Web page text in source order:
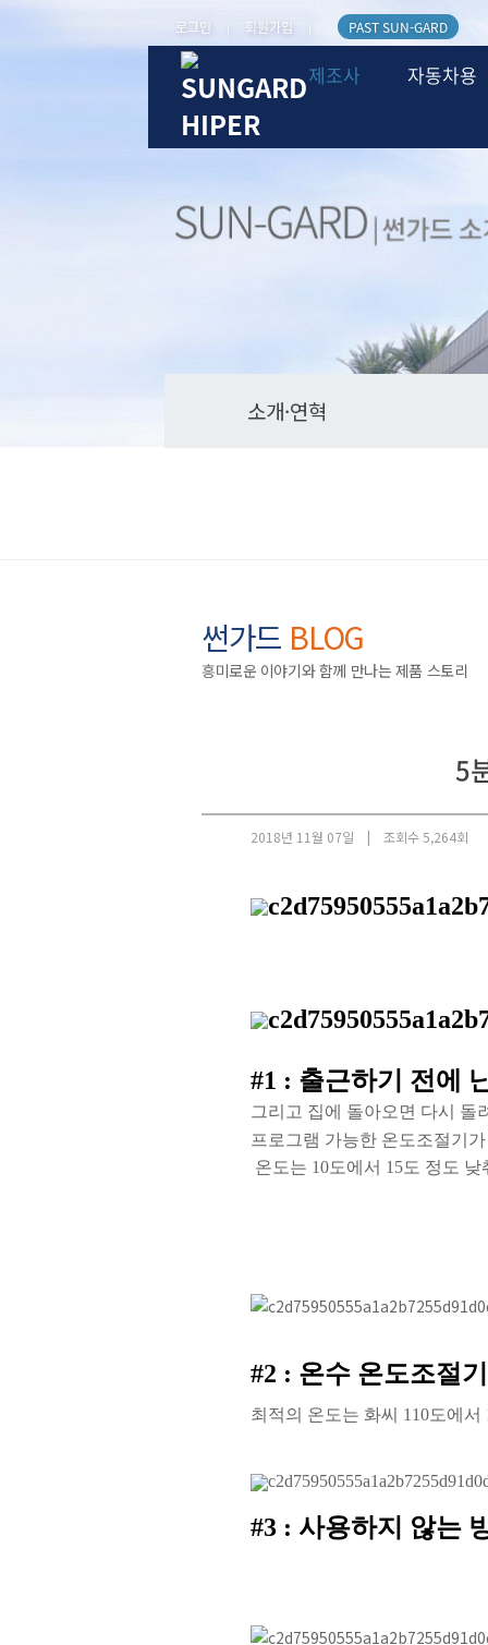
로그인 회원가입 PAST SUN-GARD
제조사 자동차용
소개·연혁
썬가드 BLOG
흥미로운 이야기와 함께 만나는 제품 스토리
5
2018년 11월 07일 | 조회수 5,264회
#1 : 출근하기 전에
그리고 집에 돌아오면 다시 돌
프 로 그램 가능한 온 도조절기
온도는 10도에서 15도 정도
#2 : 온수 온도조절
최적의 온도는 화씨 110도에서
#3 : 사용하지 않는